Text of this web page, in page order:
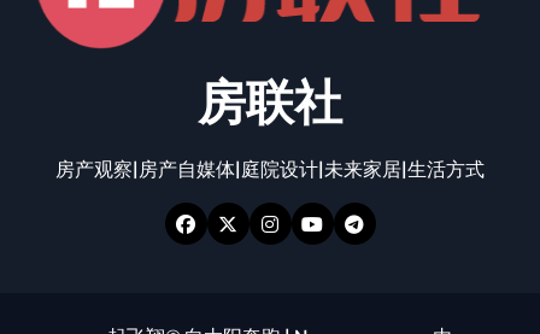
房联社
房产观察|房产自媒体|庭院设计|未来家居|生活方式